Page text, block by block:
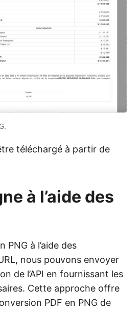
téléchargé à partir de
à l’aide des
à l’aide des
nous pouvons envoyer
de l’API en fournissant les
Cette approche offre
PDF en PNG de